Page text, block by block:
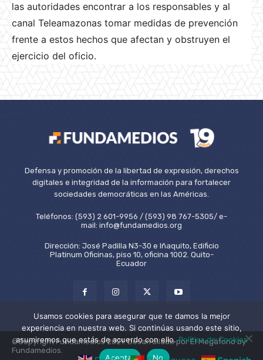
las autoridades encontrar a los responsables y al
canal Teleamazonas tomar medidas de prevención
frente a estos hechos que afectan y obstruyen el
ejercicio del oficio.
Defensa y promoción de la libertad de expresión, derechos
digitales e integridad de la información para fortalecer
sociedades democráticas en las Américas.
Teléfonos: (593) 2 601-9956 / (593) 98 767-5305/ e-
mail: info@fundamedios.org
Dirección: José Padilla N3-30 e Iñaquito, Edificio
Platinum Oficinas, piso 10, oficina 1002. Quito-
Ecuador
©Copyright Fundamedios 2021. Desarrollado por El Megáfono by
Fundamedios.
Usamos cookies para asegurar que te damos la mejor
experiencia en nuestra web. Si continúas usando este sitio,
asumiremos que estás de acuerdo con ello.Política de Cookies
Aceptar
No